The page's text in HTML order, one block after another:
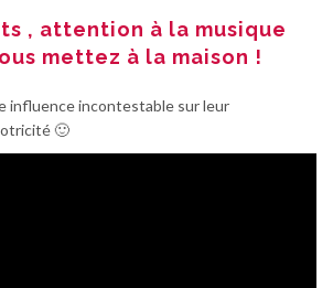
, attention à la musique
mettez à la maison !
influence incontestable sur leur
🙂